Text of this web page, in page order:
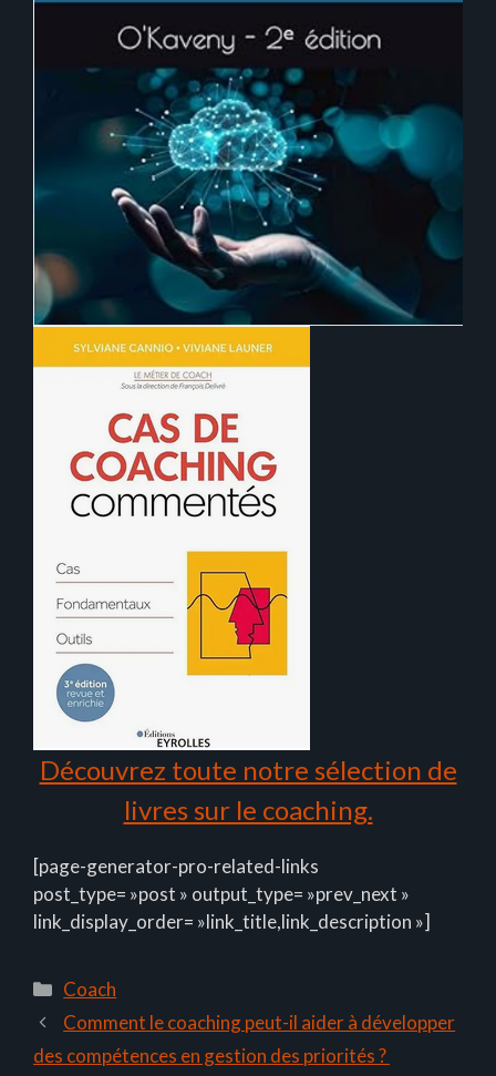
Découvrez toute notre sélection de
livres sur le coaching.
[page-generator-pro-related-links
post_type= »post » output_type= »prev_next »
link_display_order= »link_title,link_description »]
Catégories
Coach
Comment le coaching peut-il aider à développer
des compétences en gestion des priorités ?